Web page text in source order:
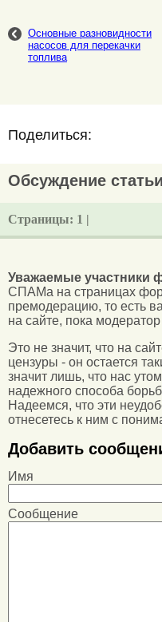
Основные разновидности
насосов для перекачки
топлива
Поделиться:
Обсуждение статьи
Страницы: 1 |
Уважаемые участники
СПАМа на страницах
премодерацию, то есть
на сайте, пока
Это не значит, что на
цензуры - он остается
значит лишь, что нас
надежного способа
Надеемся, что эти
отнесетесь к ним с
Добавить
Имя
Сообщение